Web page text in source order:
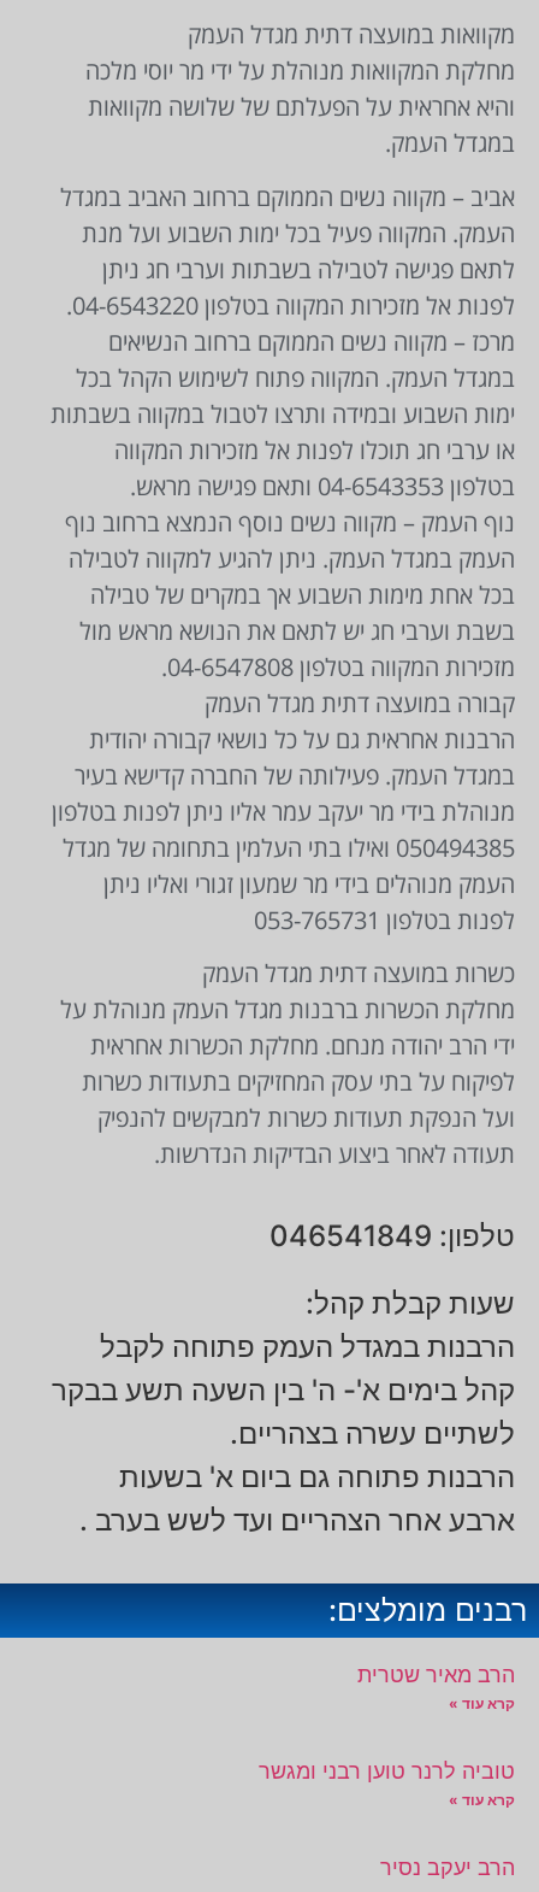
מקוואות במועצה דתית מגדל העמק
מחלקת המקוואות מנוהלת על ידי מר יוסי מלכה
והיא אחראית על הפעלתם של שלושה מקוואות
במגדל העמק.
אביב – מקווה נשים הממוקם ברחוב האביב במגדל
העמק. המקווה פעיל בכל ימות השבוע ועל מנת
לתאם פגישה לטבילה בשבתות וערבי חג ניתן
לפנות אל מזכירות המקווה בטלפון 04-6543220.
מרכז – מקווה נשים הממוקם ברחוב הנשיאים
במגדל העמק. המקווה פתוח לשימוש הקהל בכל
ימות השבוע ובמידה ותרצו לטבול במקווה בשבתות
או ערבי חג תוכלו לפנות אל מזכירות המקווה
בטלפון 04-6543353 ותאם פגישה מראש.
נוף העמק – מקווה נשים נוסף הנמצא ברחוב נוף
העמק במגדל העמק. ניתן להגיע למקווה לטבילה
בכל אחת מימות השבוע אך במקרים של טבילה
בשבת וערבי חג יש לתאם את הנושא מראש מול
מזכירות המקווה בטלפון 04-6547808.
קבורה במועצה דתית מגדל העמק
הרבנות אחראית גם על כל נושאי קבורה יהודית
במגדל העמק. פעילותה של החברה קדישא בעיר
מנוהלת בידי מר יעקב עמר אליו ניתן לפנות בטלפון
050494385 ואילו בתי העלמין בתחומה של מגדל
העמק מנוהלים בידי מר שמעון זגורי ואליו ניתן
לפנות בטלפון 053-765731
כשרות במועצה דתית מגדל העמק
מחלקת הכשרות ברבנות מגדל העמק מנוהלת על
ידי הרב יהודה מנחם. מחלקת הכשרות אחראית
לפיקוח על בתי עסק המחזיקים בתעודות כשרות
ועל הנפקת תעודות כשרות למבקשים להנפיק
תעודה לאחר ביצוע הבדיקות הנדרשות.
טלפון: 046541849
שעות קבלת קהל:
הרבנות במגדל העמק פתוחה לקבל
קהל בימים א'- ה' בין השעה תשע בבקר
לשתיים עשרה בצהריים.
הרבנות פתוחה גם ביום א' בשעות
ארבע אחר הצהריים ועד לשש בערב .
רבנים מומלצים:
הרב מאיר שטרית
קרא עוד »
טוביה לרנר טוען רבני ומגשר
קרא עוד »
הרב יעקב נסיר